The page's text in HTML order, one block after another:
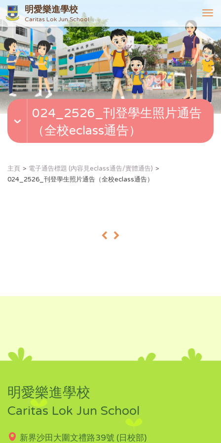
明愛樂進學校
Caritas Lok Jun School
T
o
g
g
l
e
n
v
024_2526_刊登學生照片通告
（全校eclass通告）
主頁
電子通告標題 (內容見eclass通告/實體通告)
024_2526_刊登學生照片通告（全校eclass通告）
« »
明愛樂進學校
Caritas Lok Jun School
新界沙田大圍文禮路39號 (日校部)